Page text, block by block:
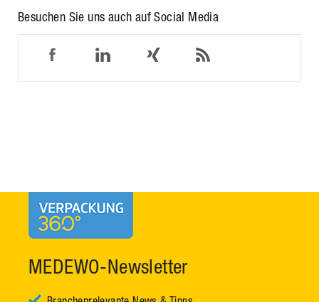
Besuchen Sie uns auch auf Social Media
MEDEWO-Newsletter